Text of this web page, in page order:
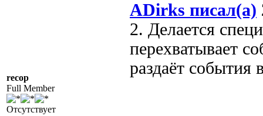
recop
Full Member
Отсутствует
ADirks писал(а)
2. Делается
перехватывает
раздаёт